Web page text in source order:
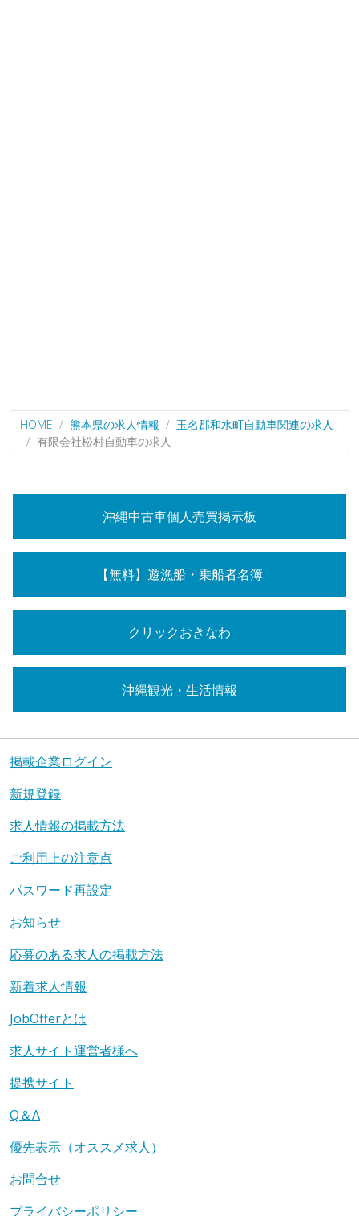
HOME 熊本県の求人情報
玉名郡和水町自動車関連の求人
有限会社松村自動車の求人
沖縄中古車個人売買掲示板
【無料】遊漁船・乗船者名簿
クリックおきなわ
沖縄観光・生活情報
掲載企業ログイン
新規登録
求人情報の掲載方法
ご利用上の注意点
パスワード再設定
お知らせ
応募のある求人の掲載方法
新着求人情報
JobOfferとは
求人サイト運営者様へ
提携サイト
Q＆A
優先表示（オススメ求人）
お問合せ
プライバシーポリシー